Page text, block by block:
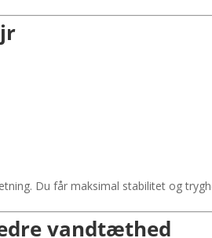
Du får maksimal stabilitet og
vandtæthed